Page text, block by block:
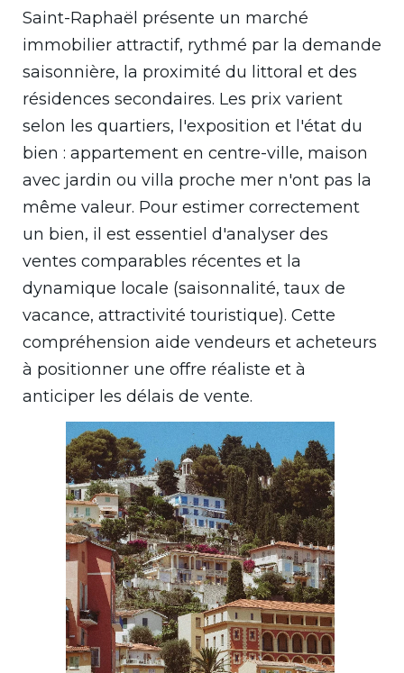
Saint-Raphaël présente un marché
immobilier attractif, rythmé par la demande
saisonnière, la proximité du littoral et des
résidences secondaires. Les prix varient
selon les quartiers, l'exposition et l'état du
bien : appartement en centre-ville, maison
avec jardin ou villa proche mer n'ont pas la
même valeur. Pour estimer correctement
un bien, il est essentiel d'analyser des
ventes comparables récentes et la
dynamique locale (saisonnalité, taux de
vacance, attractivité touristique). Cette
compréhension aide vendeurs et acheteurs
à positionner une offre réaliste et à
anticiper les délais de vente.